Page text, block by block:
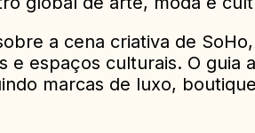
a cena criativa de
e espaços culturais. O guia
marcas de luxo,